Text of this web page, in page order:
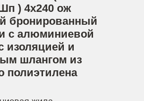
) 4х240 ож
бронированный
с алюминиевой
изоляцией и
шлангом из
полиэтилена